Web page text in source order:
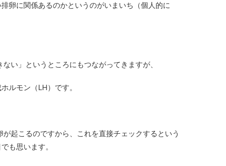
卵に関係あるのかというのがいまいち（個人的に
い」というところにもつながってきますが、
ルモン（LH）です。
起こるのですから、これを直接チェックするという
も思います。